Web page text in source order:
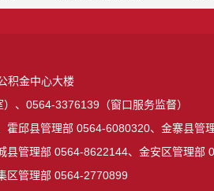
积金中心大楼
、0564-3376139（窗口服务监督）
邱县管理部 0564-6080320、金寨县管
管理部 0564-8622144、金安区管理部
区管理部 0564-2770899